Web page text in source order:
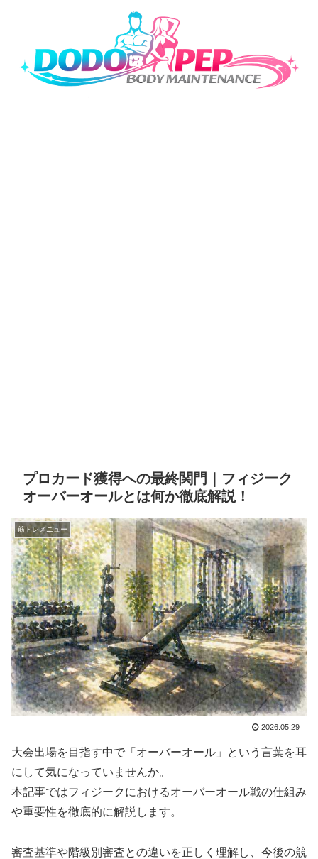
プロカード獲得への最終関門｜フィジーク
オーバーオールとは何か徹底解説！
筋トレメニュー
2026.05.29
大会出場を目指す中で「オーバーオール」という言葉を耳
にして気になっていませんか。
本記事ではフィジークにおけるオーバーオール戦の仕組み
や重要性を徹底的に解説します。
審査基準や階級別審査との違いを正しく理解し、今後の競